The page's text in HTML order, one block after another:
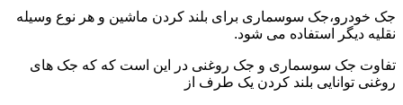
جک خودرو،جک سوسماری برای بلند کردن ماشین و هر نوع وسیله
نقلیه دیگر استفاده می شود.
تفاوت جک سوسماری و جک روغنی در این است که که جک های
روغنی توانایی بلند کردن یک طرف از